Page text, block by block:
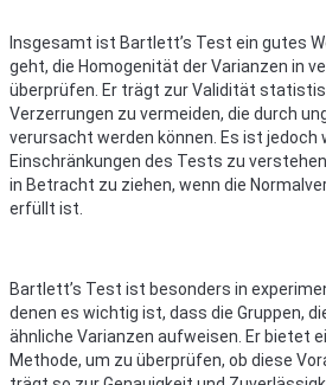
Insgesamt ist Bartlett’s Test ein gutes
geht, die Homogenität der Varianzen in
überprüfen. Er trägt zur Validität
Verzerrungen zu vermeiden, die durch
verursacht werden können. Es ist jedoch
Einschränkungen des Tests zu
in Betracht zu ziehen, wenn die
erfüllt ist.
Bartlett’s Test ist besonders in
denen es wichtig ist, dass die Gruppen,
ähnliche Varianzen aufweisen. Er bietet
Methode, um zu überprüfen, ob diese